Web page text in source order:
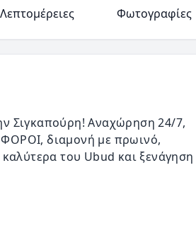
Λεπτομέρειες Φωτογραφίες
Σιγκαπούρη! Αναχώρηση 24/7,
ΦΟΡΟΙ, διαμονή με πρωινό,
του Ubud και ξενάγηση